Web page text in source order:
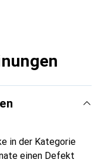
in der Kategorie
einen Defekt